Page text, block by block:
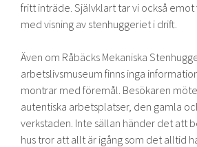
fritt inträde. Självklart tar vi också
med visning av stenhuggeriet i drift.
Även om Råbäcks Mekaniska
arbetslivsmuseum finns inga
montrar med föremål. Besökaren
autentiska arbetsplatser, den gamla
verkstaden. Inte sällan händer det att
hus tror att allt är igång som det alltid